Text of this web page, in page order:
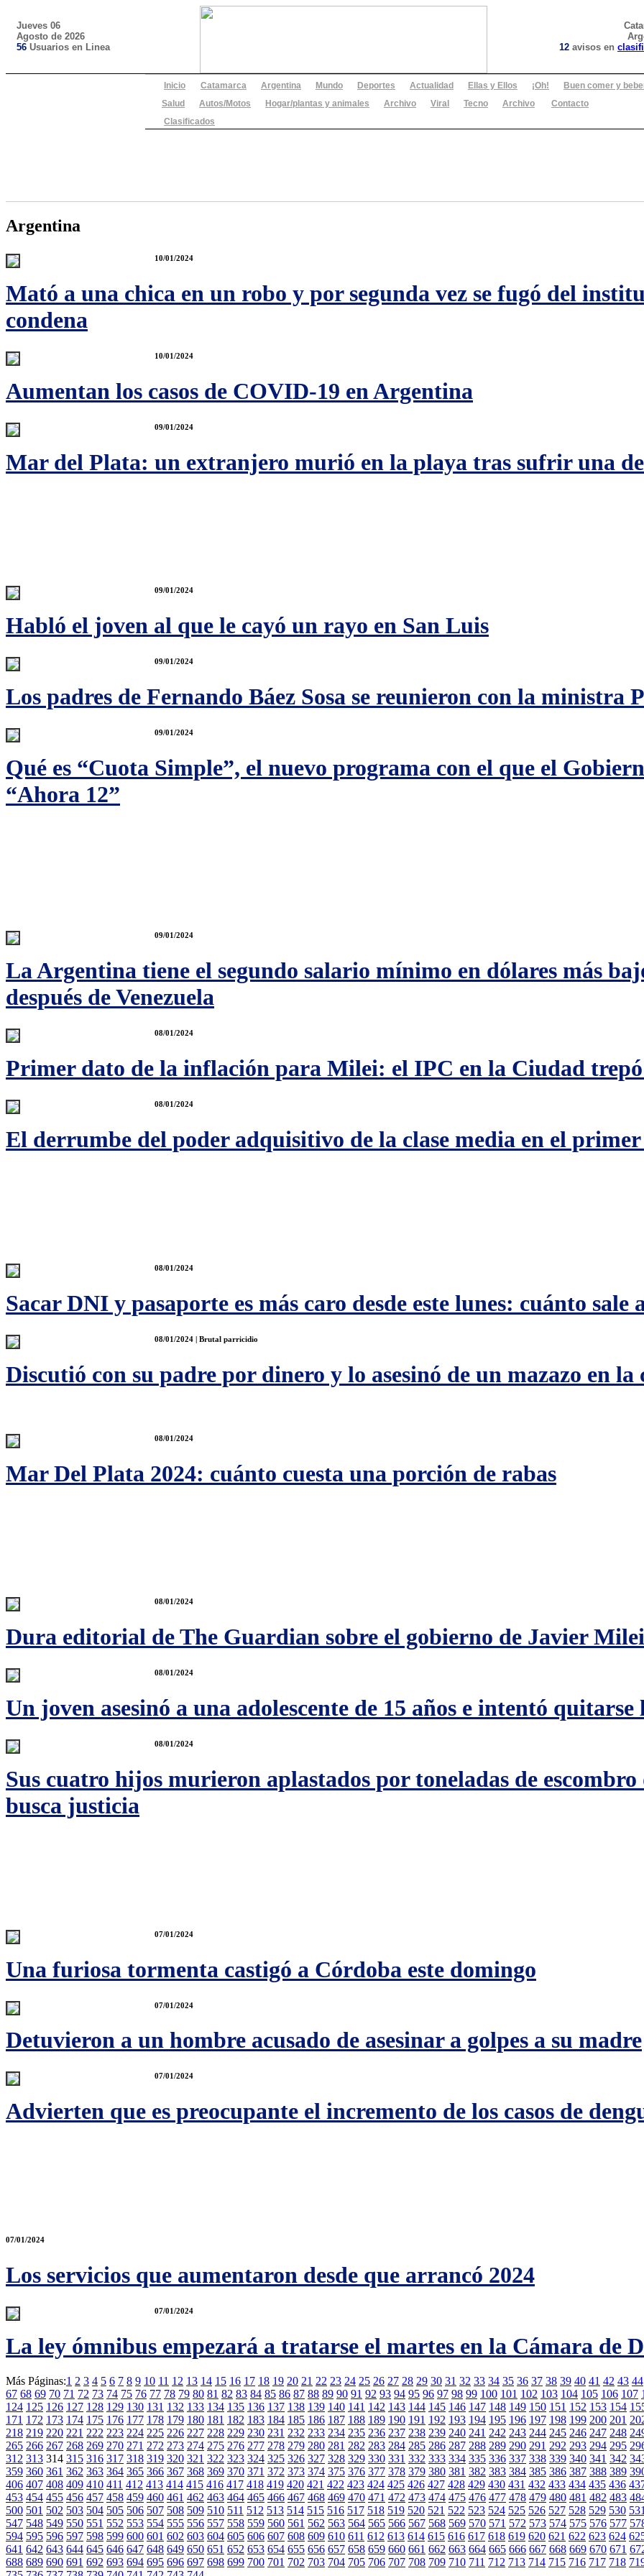
Jueves 06
Agosto de 2026
56 Usuarios en Linea
12 avisos en
Inicio Catamarca Argentina Mundo Deportes Actualidad Ellas y Ellos ¡Oh!
Buen comer y
Salud
Autos/Motos Hogar/plantas y animales Archivo Viral Tecno Archivo
Contacto
Clasificados
Argentina
10/01/2024
Mató a una chica en un robo y por segunda vez se fugó del
condena
10/01/2024
Aumentan los casos de COVID-19 en Argentina
09/01/2024
Mar del Plata: un extranjero murió en la playa tras sufrir una
09/01/2024
Habló el joven al que le cayó un rayo en San Luis
09/01/2024
Los padres de Fernando Báez Sosa se reunieron con la
09/01/2024
Qué es “Cuota Simple”, el nuevo programa con el que el
“Ahora 12”
09/01/2024
La Argentina tiene el segundo salario mínimo en dólares más
después de Venezuela
08/01/2024
Primer dato de la inflación para Milei: el IPC en la Ciudad
08/01/2024
El derrumbe del poder adquisitivo de la clase media en el
08/01/2024
Sacar DNI y pasaporte es más caro desde este lunes: cuánto sale
08/01/2024 | Brutal parricidio
Discutió con su padre por dinero y lo asesinó de un mazazo en la
08/01/2024
Mar Del Plata 2024: cuánto cuesta una porción de rabas
08/01/2024
Dura editorial de The Guardian sobre el gobierno de Javier
08/01/2024
Un joven asesinó a una adolescente de 15 años e intentó quitarse
08/01/2024
Sus cuatro hijos murieron aplastados por toneladas de
busca justicia
07/01/2024
Una furiosa tormenta castigó a Córdoba este domingo
07/01/2024
Detuvieron a un hombre acusado de asesinar a golpes a su madre
07/01/2024
Advierten que es preocupante el incremento de los casos de
07/01/2024
Los servicios que aumentaron desde que arrancó 2024
07/01/2024
La ley ómnibus empezará a tratarse el martes en la Cámara de
Más Páginas:1 2 3 4 5 6 7 8 9 10 11 12 13 14 15 16 17 18 19 20 21 22 23 24 25 26 27 28 29 30 31 32 33 34 35 36 37 38 39 40 41 42 43 44
67 68 69 70 71 72 73 74 75 76 77 78 79 80 81 82 83 84 85 86 87 88 89 90 91 92 93 94 95 96 97 98 99 100 101 102 103 104 105 106 107
124 125 126 127 128 129 130 131 132 133 134 135 136 137 138 139 140 141 142 143 144 145 146 147 148 149 150 151 152 153 154
171 172 173 174 175 176 177 178 179 180 181 182 183 184 185 186 187 188 189 190 191 192 193 194 195 196 197 198 199 200 201
218 219 220 221 222 223 224 225 226 227 228 229 230 231 232 233 234 235 236 237 238 239 240 241 242 243 244 245 246 247 248
265 266 267 268 269 270 271 272 273 274 275 276 277 278 279 280 281 282 283 284 285 286 287 288 289 290 291 292 293 294 295
312 313 314 315 316 317 318 319 320 321 322 323 324 325 326 327 328 329 330 331 332 333 334 335 336 337 338 339 340 341 342
359 360 361 362 363 364 365 366 367 368 369 370 371 372 373 374 375 376 377 378 379 380 381 382 383 384 385 386 387 388 389
406 407 408 409 410 411 412 413 414 415 416 417 418 419 420 421 422 423 424 425 426 427 428 429 430 431 432 433 434 435 436
453 454 455 456 457 458 459 460 461 462 463 464 465 466 467 468 469 470 471 472 473 474 475 476 477 478 479 480 481 482 483
500 501 502 503 504 505 506 507 508 509 510 511 512 513 514 515 516 517 518 519 520 521 522 523 524 525 526 527 528 529 530 531
547 548 549 550 551 552 553 554 555 556 557 558 559 560 561 562 563 564 565 566 567 568 569 570 571 572 573 574 575 576 577
594 595 596 597 598 599 600 601 602 603 604 605 606 607 608 609 610 611 612 613 614 615 616 617 618 619 620 621 622 623 624
641 642 643 644 645 646 647 648 649 650 651 652 653 654 655 656 657 658 659 660 661 662 663 664 665 666 667 668 669 670 671
688 689 690 691 692 693 694 695 696 697 698 699 700 701 702 703 704 705 706 707 708 709 710 711 712 713 714 715 716 717 718